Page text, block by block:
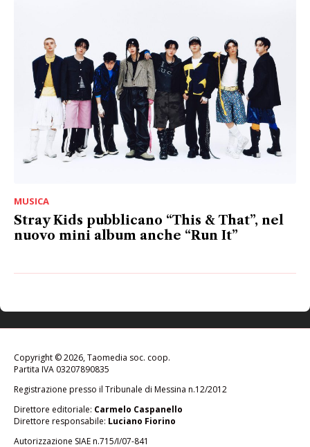
MUSICA
Stray Kids pubblicano “This & That”, nel
nuovo mini album anche “Run It”
Copyright © 2026, Taomedia soc. coop.
Partita IVA 03207890835
Registrazione presso il Tribunale di Messina n.12/2012
Direttore editoriale: Carmelo Caspanello
Direttore responsabile: Luciano Fiorino
Autorizzazione SIAE n.715/I/07-841